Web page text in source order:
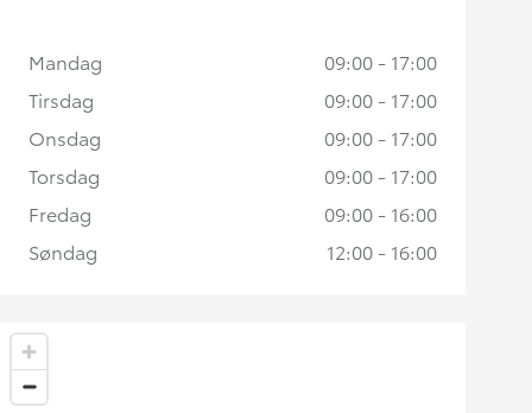
Mandag
09:00 - 17:00
Tirsdag
09:00 - 17:00
Onsdag
09:00 - 17:00
Torsdag
09:00 - 17:00
Fredag
09:00 - 16:00
Søndag
12:00 - 16:00